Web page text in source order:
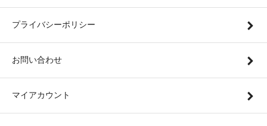
プライバシーポリシー
お問い合わせ
マイアカウント